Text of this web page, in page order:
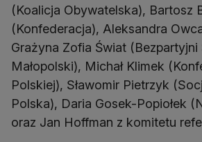
(Koalicja Obywatelska), Bartosz
(Konfederacja), Aleksandra
Grażyna Zofia Świat
Małopolski), Michał Klimek
Polskiej), Sławomir Pietrzyk
Polska), Daria Gosek-Popiołek
oraz Jan Hoffman z komitetu